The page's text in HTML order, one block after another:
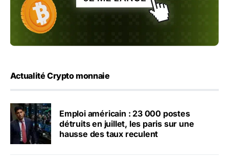
Actualité Crypto monnaie
Emploi américain : 23 000 postes
détruits en juillet, les paris sur une
hausse des taux reculent